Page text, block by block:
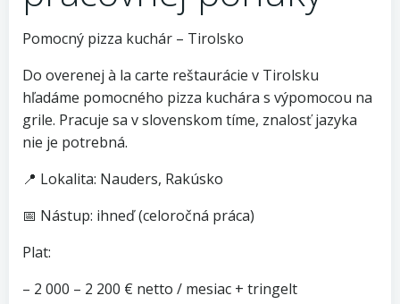
Pomocný pizza kuchár – Tirolsko
Do overenej à la carte reštaurácie v Tirolsku
hľadáme pomocného pizza kuchára s výpomocou na
grile. Pracuje sa v slovenskom tíme, znalosť jazyka
nie je potrebná.
📍 Lokalita: Nauders, Rakúsko
📅 Nástup: ihneď (celoročná práca)
Plat:
– 2 000 – 2 200 € netto / mesiac + tringelt